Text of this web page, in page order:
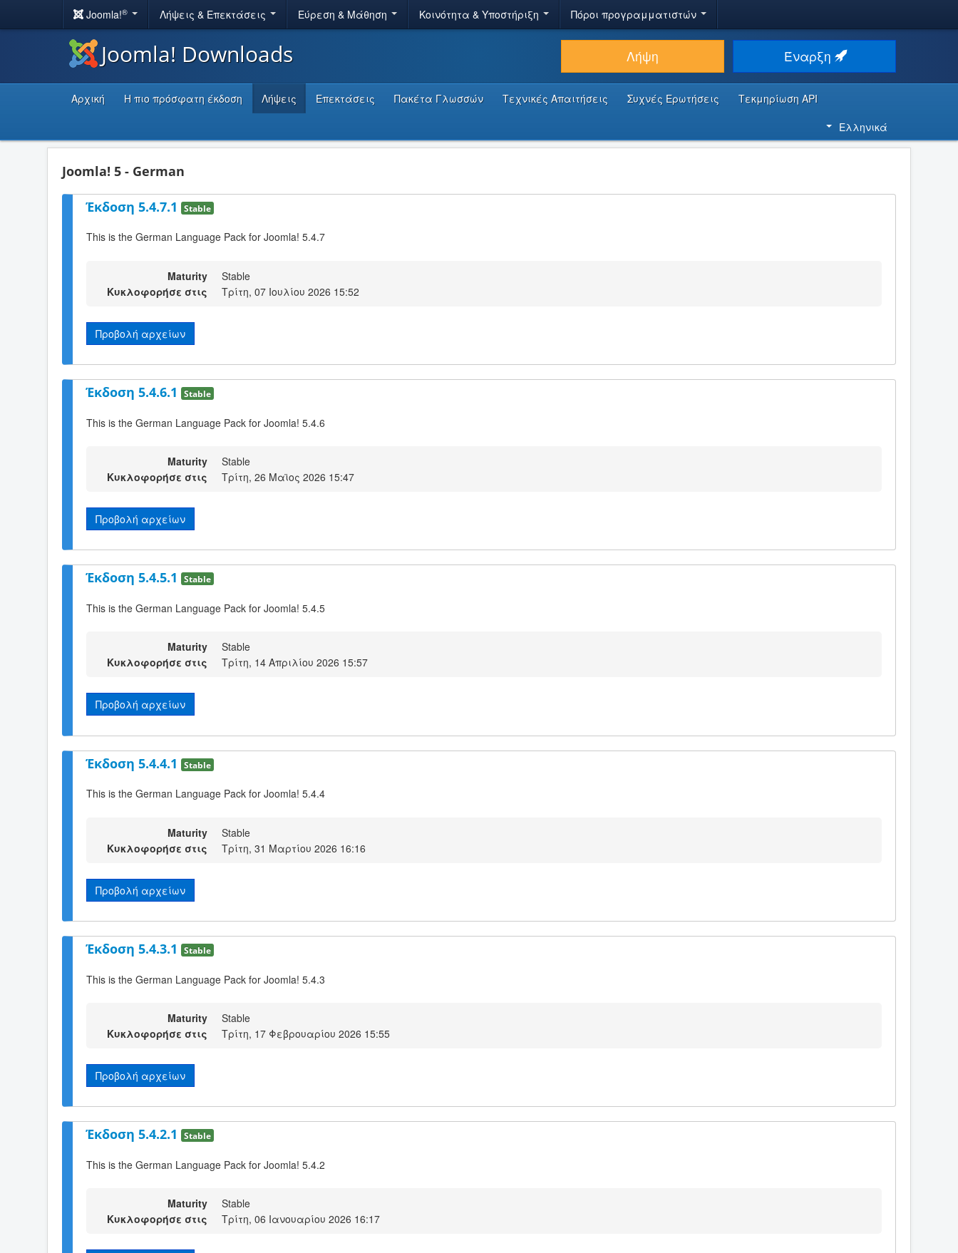
Joomla!® Λήψεις & Επεκτάσεις Εύρεση & Μάθηση Κοινότητα & Υποστήριξη Πόροι προγραμματιστών
Joomla! Downloads Λήψη Έναρξη
Αρχική Η πιο πρόσφατη έκδοση Λήψεις Επεκτάσεις Πακέτα Γλωσσών Τεχνικές Απαιτήσεις Συχνές Ερωτήσεις
Τεκμηρίωση API
Ελληνικά
Joomla! 5 - German
Έκδοση 5.4.7.1 Stable
This is the German Language Pack for Joomla! 5.4.7
Maturity
Stable
Κυκλοφορήσε στις
Τρίτη, 07 Ιουλίου 2026 15:52
Προβολή αρχείων
Έκδοση 5.4.6.1 Stable
This is the German Language Pack for Joomla! 5.4.6
Maturity
Stable
Κυκλοφορήσε στις
Τρίτη, 26 Μαϊος 2026 15:47
Προβολή αρχείων
Έκδοση 5.4.5.1 Stable
This is the German Language Pack for Joomla! 5.4.5
Maturity
Stable
Κυκλοφορήσε στις
Τρίτη, 14 Απριλίου 2026 15:57
Προβολή αρχείων
Έκδοση 5.4.4.1 Stable
This is the German Language Pack for Joomla! 5.4.4
Maturity
Stable
Κυκλοφορήσε στις
Τρίτη, 31 Μαρτίου 2026 16:16
Προβολή αρχείων
Έκδοση 5.4.3.1 Stable
This is the German Language Pack for Joomla! 5.4.3
Maturity
Stable
Κυκλοφορήσε στις
Τρίτη, 17 Φεβρουαρίου 2026 15:55
Προβολή αρχείων
Έκδοση 5.4.2.1 Stable
This is the German Language Pack for Joomla! 5.4.2
Maturity
Stable
Κυκλοφορήσε στις
Τρίτη, 06 Ιανουαρίου 2026 16:17